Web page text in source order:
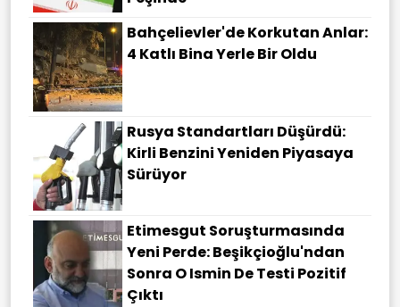
Bahçelievler'de Korkutan Anlar:
4 Katlı Bina Yerle Bir Oldu
Rusya Standartları Düşürdü:
Kirli Benzini Yeniden Piyasaya
Sürüyor
Etimesgut Soruşturmasında
Yeni Perde: Beşikçioğlu'ndan
Sonra O Ismin De Testi Pozitif
Çıktı